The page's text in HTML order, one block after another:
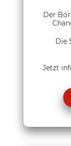
Der
Die
Jetzt